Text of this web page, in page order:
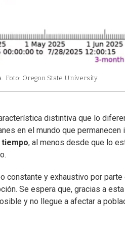
Foto: Oregon State University.
distintiva que lo
en el mundo que
, al menos desde que lo
constante y exhaustivo por
Se espera que, gracias a
y no llegue a afectar a